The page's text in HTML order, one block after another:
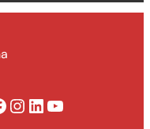
Instagram LinkedIn YouTube